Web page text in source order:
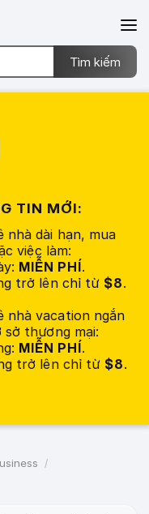
TIN MỚI:
dài hạn, mua
việc làm:
MIỄN PHÍ.
trở lên chỉ từ $8.
nhà vacation ngắn
sở thương mại:
MIỄN PHÍ.
trở lên chỉ từ $8.